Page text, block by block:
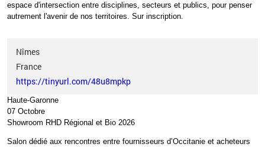
espace d'intersection entre disciplines, secteurs et publics, pour penser
autrement l'avenir de nos territoires. Sur inscription.
Nîmes
France
https://tinyurl.com/48u8mpkp
Haute-Garonne
07 Octobre
Showroom RHD Régional et Bio 2026
Salon dédié aux rencontres entre fournisseurs d’Occitanie et acheteurs